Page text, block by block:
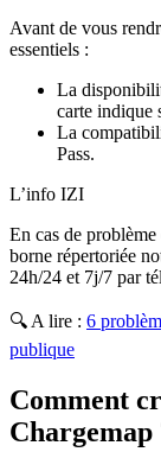
Avant de vous
essentiels :
La
carte indique
La
Pass.
L’info IZI
En cas de
borne répertoriée
24h/24 et 7j/7 par
🔍 A lire : 6
publique
Comment
Chargemap